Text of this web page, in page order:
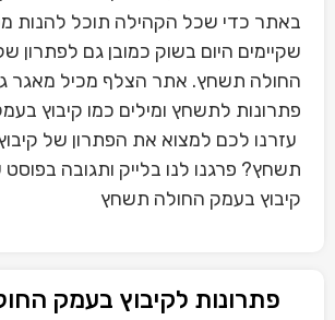
באתר כדי שכל הקהילה תוכל להנות
שקיימים היום בשוק כמובן גם לפתרון
החולה תשחץ. אתר הצלף מכיל מאגר
פתרונות לתשחץ ומילים כמו קיבוץ
עזרנו לכם למצוא את הפתרון של
תשחץ? פרגנו לנו בלייק ותגובה
קיבוץ בעמק החולה תשחץ
פתרונות לקיבוץ בעמק